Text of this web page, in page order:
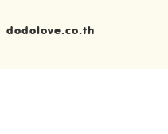
dodolove.co.th